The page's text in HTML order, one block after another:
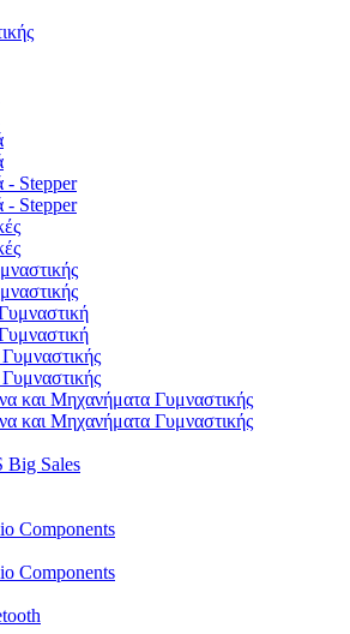
- Stepper
- Stepper
και Μηχανήματα Γυμναστικής
και Μηχανήματα Γυμναστικής
Big Sales
Components
Components